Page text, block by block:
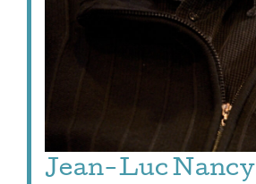
Jean-Luc Nancy